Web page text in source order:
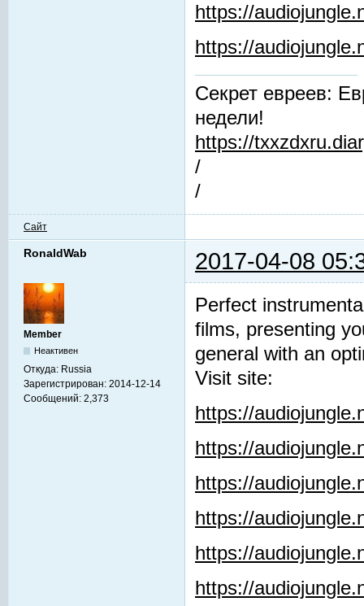
https://
https://
Секрет евреев:
недели!
https://
/
/
Сайт
RonaldWab 2017-04-08
Member
Неактивен
Откуда: Russia
Зарегистрирован: 2014-12-14
Сообщений: 2,373
Perfect
films, presenting
general with an
Visit site:
https://
https://
https://
https://
https://
https://